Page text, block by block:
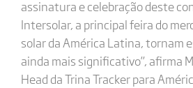
assinatura e celebração deste
Intersolar, a principal feira do
solar da América Latina, tornam
ainda mais significativo”, afirma
Head da Trina Tracker para